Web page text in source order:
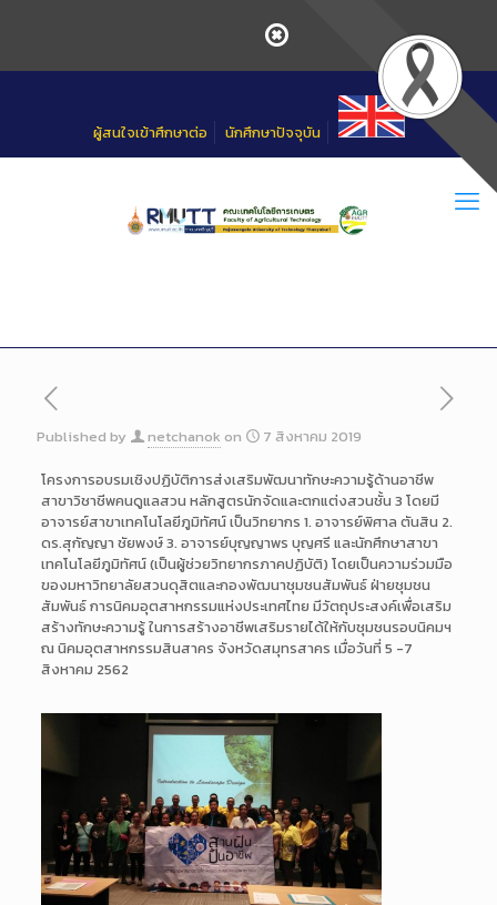
ผู้สนใจเข้าศึกษาต่อ นักศึกษาปัจจุบัน
Published by netchanok on 7 สิงหาคม 2019
โครงการอบรมเชิงปฏิบัติการส่งเสริมพัฒนาทักษะความรู้ด้านอาชีพ
สาขาวิชาชีพคนดูแลสวน หลักสูตรนักจัดและตกแต่งสวนชั้น 3 โดยมี
อาจารย์สาขาเทคโนโลยีภูมิทัศน์ เป็นวิทยากร 1. อาจารย์พิศาล ตันสิน 2.
ดร.สุกัญญา ชัยพงษ์ 3. อาจารย์บุญญาพร บุญศรี และนักศึกษาสาขา
เทคโนโลยีภูมิทัศน์ (เป็นผู้ช่วยวิทยากรภาคปฏิบัติ) โดยเป็นความร่วมมือ
ของมหาวิทยาลัยสวนดุสิตและกองพัฒนาชุมชนสัมพันธ์ ฝ่ายชุมชน
สัมพันธ์ การนิคมอุตสาหกรรมแห่งประเทศไทย มีวัตถุประสงค์เพื่อเสริม
สร้างทักษะความรู้ ในการสร้างอาชีพเสริมรายได้ให้กับชุมชนรอบนิคมฯ
ณ นิคมอุตสาหกรรมสินสาคร จังหวัดสมุทรสาคร เมื่อวันที่ 5 -7
สิงหาคม 2562